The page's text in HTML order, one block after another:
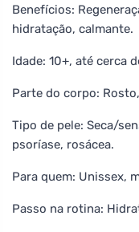
Benefícios:
hidratação, calmante.
Idade: 10+, até cerca
Parte do corpo:
Tipo de pele: Seca/
psoríase, rosácea.
Para quem: Unissex,
Passo na rotina: